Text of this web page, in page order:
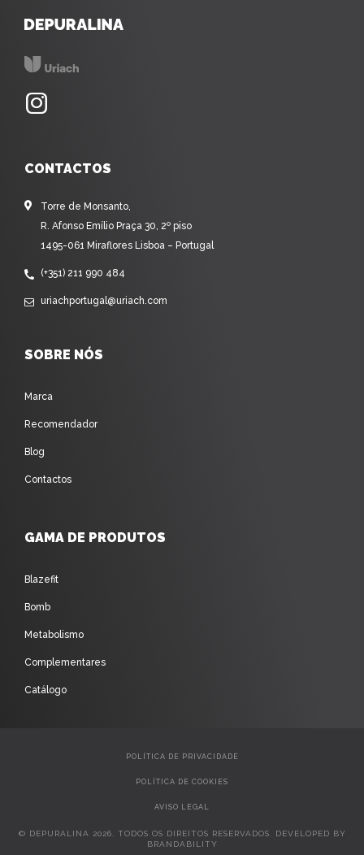
CONTACTOS
Torre de Monsanto,
R. Afonso Emílio Praça 30, 2º piso
1495-061 Miraflores Lisboa – Portugal
(+351) 211 990 484
uriachportugal@uriach.com
SOBRE NÓS
Marca
Recomendador
Blog
Contactos
GAMA DE PRODUTOS
Blazefit
Bomb
Metabolismo
Complementares
Catálogo
© DEPURALINA 2026. TODOS OS DIREITOS RESERVADOS. DEVELOPED BY
BRANDABILITY
POLÍTICA DE PRIVACIDADE
POLÍTICA DE COOKIES
AVISO LEGAL